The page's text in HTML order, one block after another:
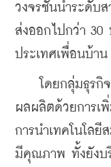
วงจรชั้นนำระดับ
ส่งออกไปกว่า 30
ประเทศเพื่อนบ้า
โดยกลุ่มธุรกิจต่
ผลผลิตด้วยการเ
การนำเทคโนโล
มีคุณภาพ ทั้งยังบ